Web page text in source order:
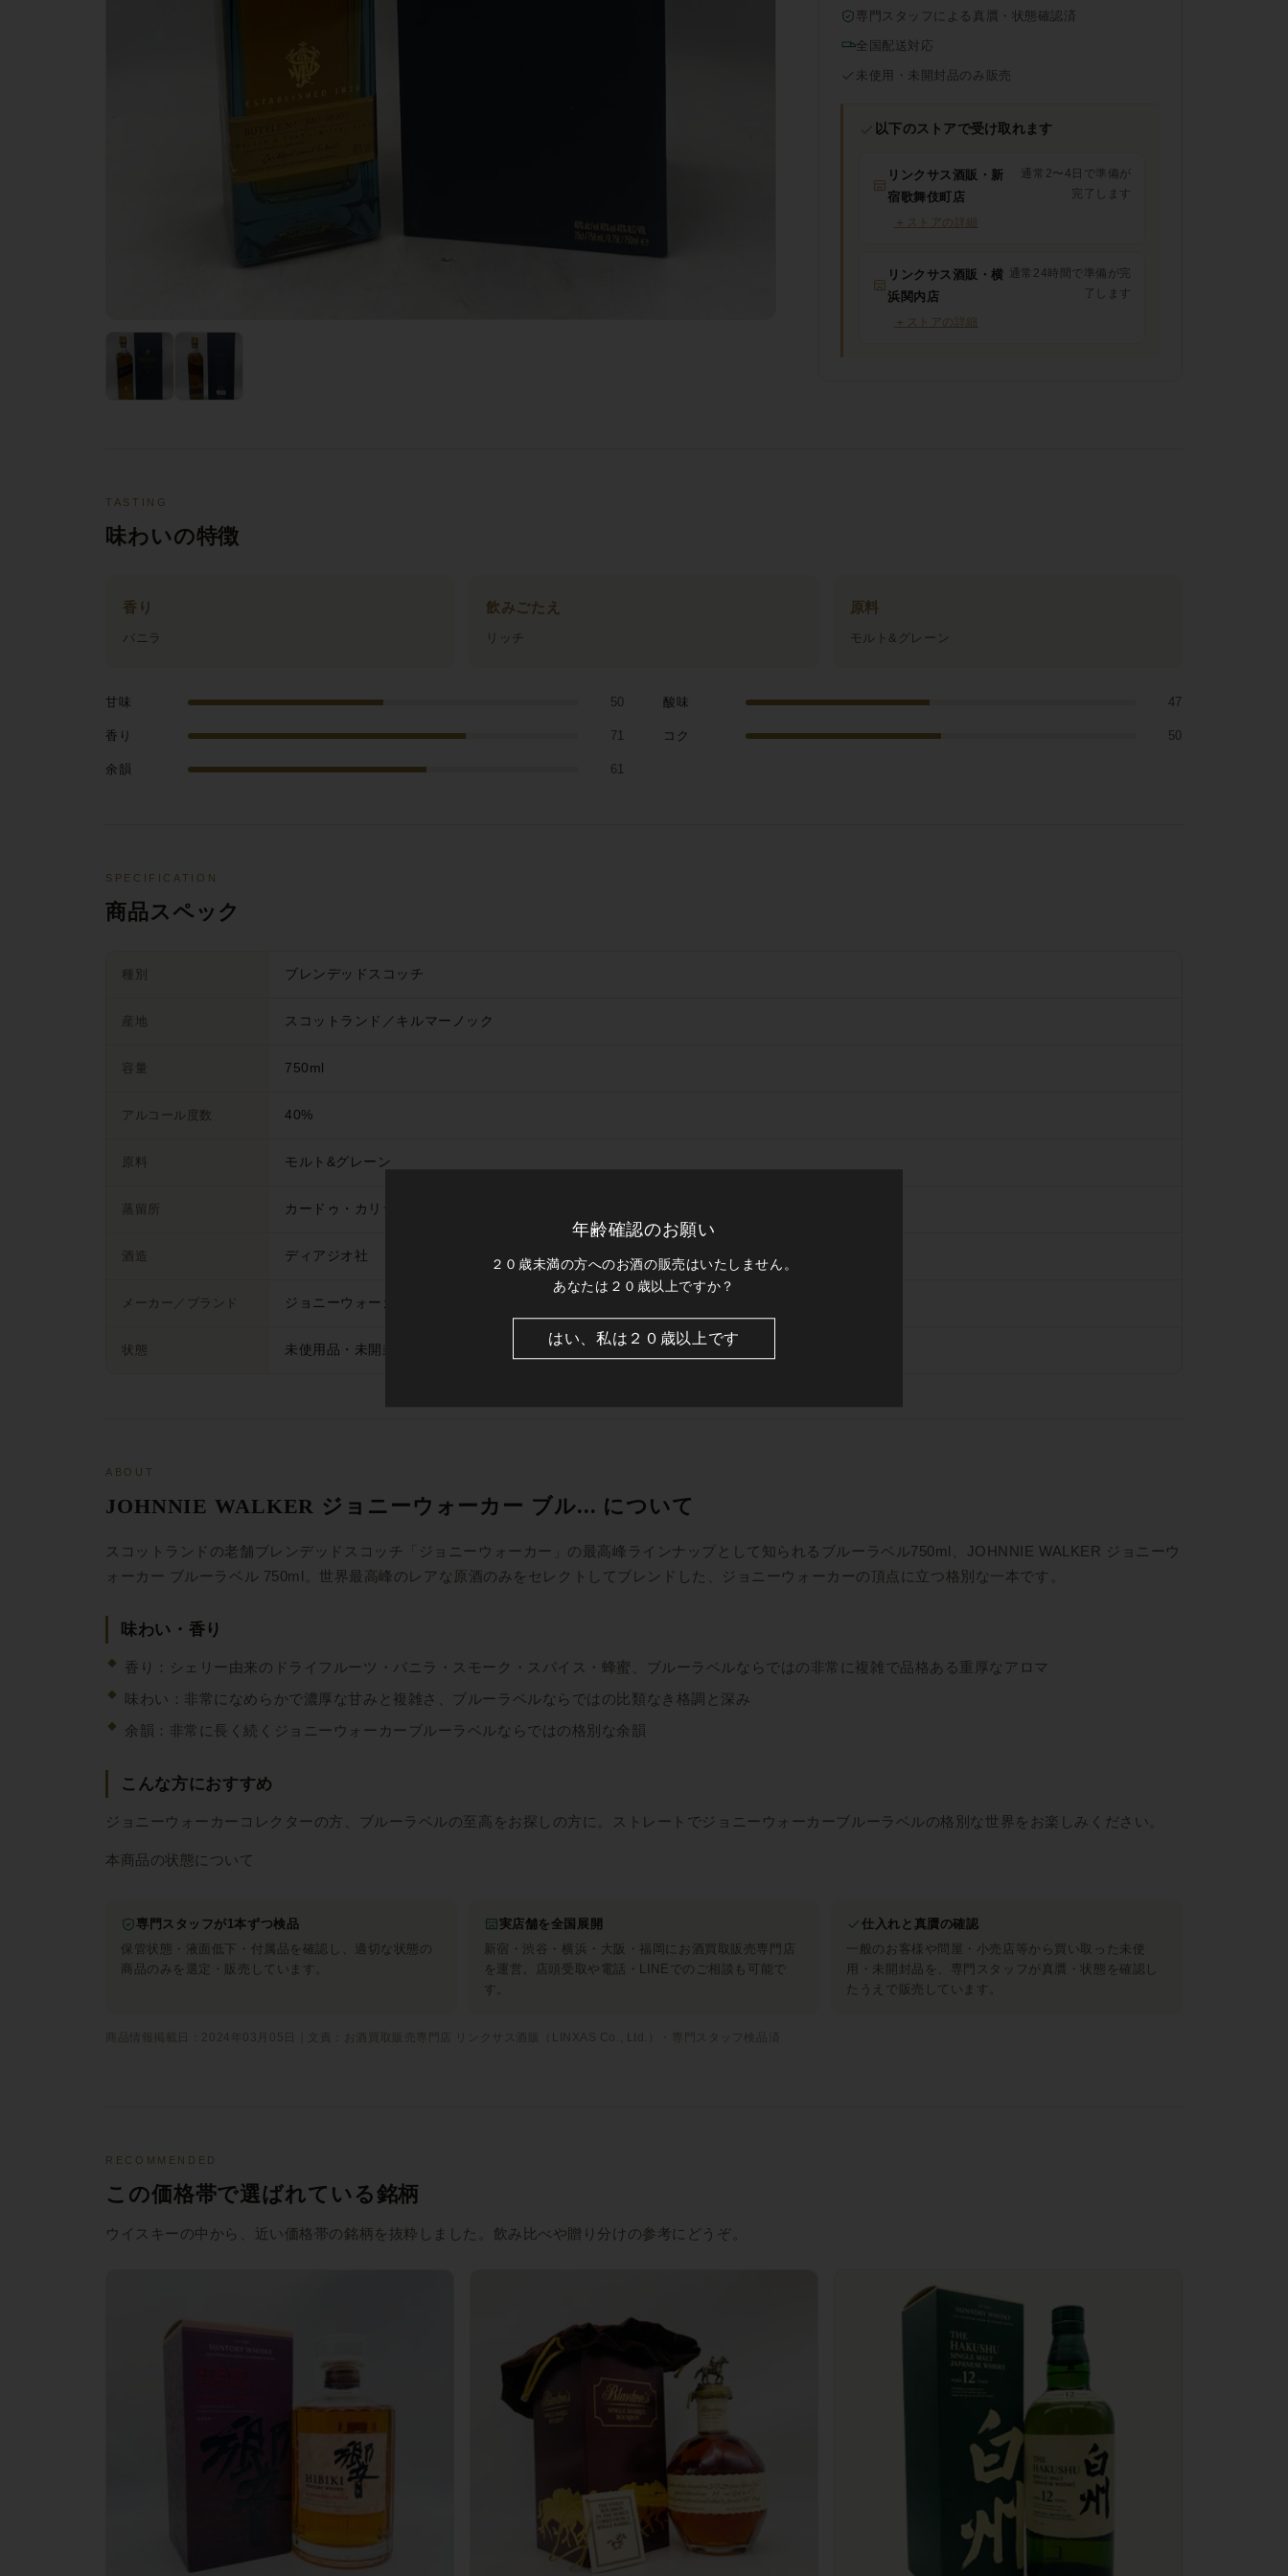
専門スタッフによる真贋・状態確認済
全国配送対応
未使用・未開封品のみ販売
以下のストアで受け取れます
リンクサス酒販・新
宿歌舞伎町店
通常2〜4日で準備が
完了します
＋ ストアの詳細
リンクサス酒販・横
浜関内店
通常24時間で準備が完
了します
＋ ストアの詳細
TASTING
味わいの特徴
香り
バニラ
飲みごたえ
リッチ
原料
モルト&グレーン
甘味 50 酸味 47
香り 71 コク 50
余韻 61
SPECIFICATION
商品スペック
種別 ブレンデッドスコッチ
産地 スコットランド／キルマーノック
容量 750ml
アルコール度数 40%
原料 モルト&グレーン
蒸留所 カードゥ・カリラ・クラガンモア・タリスカースカー
酒造 ディアジオ社
メーカー／ブランド ジョニーウォーカー
状態 未使用品・未開封品（箱あり）
ABOUT
JOHNNIE WALKER ジョニーウォーカー ブル... について
スコットランドの老舗ブレンデッドスコッチ「ジョニーウォーカー」の最高峰ラインナップとして知られるブルーラベル750ml、JOHNNIE WALKER ジョニーウ
ォーカー ブルーラベル 750ml。世界最高峰のレアな原酒のみをセレクトしてブレンドした、ジョニーウォーカーの頂点に立つ格別な一本です。
味わい・香り
香り：シェリー由来のドライフルーツ・バニラ・スモーク・スパイス・蜂蜜、ブルーラベルならではの非常に複雑で品格ある重厚なアロマ
味わい：非常になめらかで濃厚な甘みと複雑さ、ブルーラベルならではの比類なき格調と深み
余韻：非常に長く続くジョニーウォーカーブルーラベルならではの格別な余韻
こんな方におすすめ
ジョニーウォーカーコレクターの方、ブルーラベルの至高をお探しの方に。ストレートでジョニーウォーカーブルーラベルの格別な世界をお楽しみください。
本商品の状態について
専門スタッフが1本ずつ検品
保管状態・液面低下・付属品を確認し、適切な状態の
商品のみを選定・販売しています。
実店舗を全国展開
新宿・渋谷・横浜・大阪・福岡にお酒買取販売専門店
を運営。店頭受取や電話・LINEでのご相談も可能で
す。
仕入れと真贋の確認
一般のお客様や問屋・小売店等から買い取った未使
用・未開封品を、専門スタッフが真贋・状態を確認し
たうえで販売しています。
商品情報掲載日：2024年03月05日｜文責：お酒買取販売専門店 リンクサス酒販（LINXAS Co., Ltd.）・専門スタッフ検品済
RECOMMENDED
この価格帯で選ばれている銘柄
ウイスキーの中から、近い価格帯の銘柄を抜粋しました。飲み比べや贈り分けの参考にどうぞ。
年齢確認のお願い
２０歳未満の方へのお酒の販売はいたしません。
あなたは２０歳以上ですか？
はい、私は２０歳以上です